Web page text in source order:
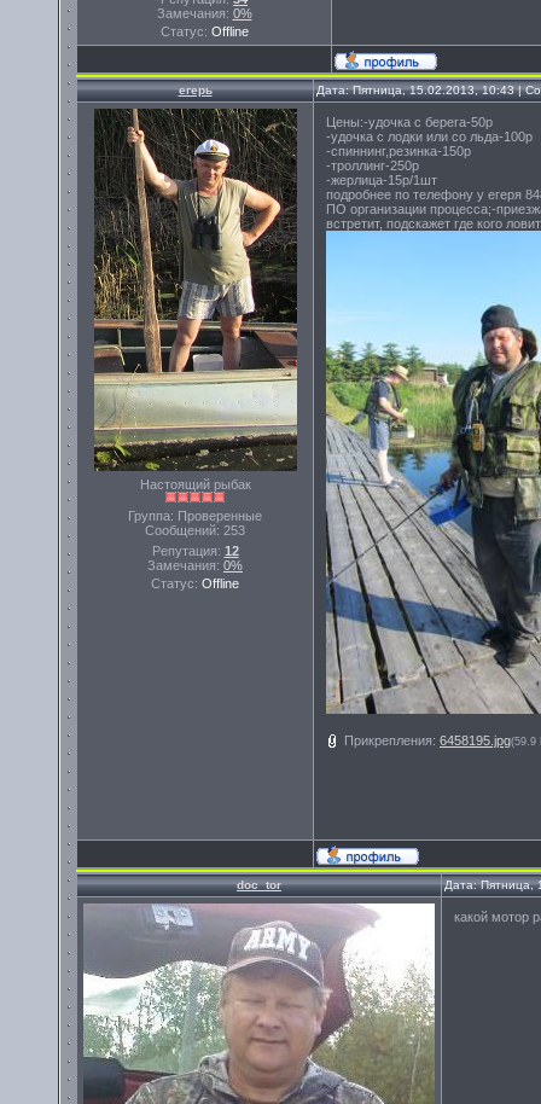
Замечания: 0%
Статус: Offline
егерь Дата: Пятница, 15.02.2013, 10:43 |
Настоящий рыбак
Группа: Проверенные
Сообщений: 253
Репутация: 12
Замечания: 0%
Статус: Offline
Цены:-удочка с берега-50р
-удочка с лодки или со льда-100р
-спиннинг,резинка-150р
-троллинг-250р
-жерлица-15р/1шт
подробнее по телефону у егеря
ПО организации процесса;-
встретит, подскажет где кого
Прикрепления: 6458195.jpg(59.9
doc_tor Дата: Пятница,
какой мотор